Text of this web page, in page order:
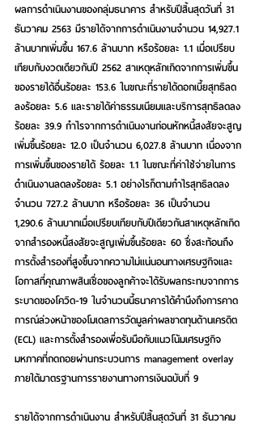
ผลการดำเนินงานของกลุ่มธนาคาร สำหรับปีสิ้นสุดวันที่ 31
ธันวาคม 2563 มีรายได้จากการดำเนินงานจำนวน 14,927.1
ล้านบาทเพิ่มขึ้น 167.6 ล้านบาท หรือร้อยละ 1.1 เมื่อเปรียบ
เทียบกับงวดเดียวกันปี 2562 สาเหตุหลักเกิดจากการเพิ่มขึ้น
ของรายได้อื่นร้อยละ 153.6 ในขณะที่รายได้ดอกเบี้ยสุทธิลด
ลงร้อยละ 5.6 และรายได้ค่าธรรมเนียมและบริการสุทธิลดลง
ร้อยละ 39.9 กำไรจากการดำเนินงานก่อนหักหนี้สงสัยจะสูญ
เพิ่มขึ้นร้อยละ 12.0 เป็นจำนวน 6,027.8 ล้านบาท เนื่องจาก
การเพิ่มขึ้นของรายได้ ร้อยละ 1.1 ในขณะที่ค่าใช้จ่ายในการ
ดำเนินงานลดลงร้อยละ 5.1 อย่างไรก็ตามกำไรสุทธิลดลง
จำนวน 727.2 ล้านบาท หรือร้อยละ 36 เป็นจำนวน
1,290.6 ล้านบาทเมื่อเปรียบเทียบกับปีเดียวกันสาเหตุหลักเกิด
จากสำรองหนี้สงสัยจะสูญเพิ่มขึ้นร้อยละ 60 ซึ่งสะท้อนถึง
การตั้งสำรองที่สูงขึ้นจากความไม่แน่นอนทางเศรษฐกิจและ
โอกาสที่คุณภาพสินเชื่อของลูกค้าจะได้รับผลกระทบจากการ
ระบาดของโควิด-19 ในจำนวนนี้ธนาคารได้คำนึงถึงการคาด
การณ์ล่วงหน้าของโมเดลการวัดมูลค่าผลขาดทุนด้านเครดิต
(ECL) และการตั้งสำรองเพื่อรับมือกับแนวโน้มเศรษฐกิจ
มหภาคที่ถดถอยผ่านกระบวนการ management overlay
ภายใต้มาตรฐานการรายงานทางการเงินฉบับที่ 9
รายได้จากการดำเนินงาน สำหรับปีสิ้นสุดวันที่ 31 ธันวาคม